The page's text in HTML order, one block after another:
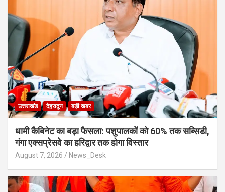
उत्तराखंड देहरादून बड़ी खबर
​धामी कैबिनेट का बड़ा फैसला: पशुपालकों को 60% तक सब्सिडी,
गंगा एक्सप्रेसवे का हरिद्वार तक होगा विस्तार
August 7, 2026 News_Desk